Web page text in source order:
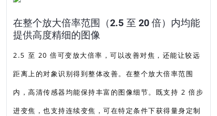
在整个放大倍率范围（2.5 至 20 倍）内均能
提供高度精细的图像
2.5 至 20 倍可变放大倍率，可以改善对焦，还能让较远
距离上的对象识别得到整体改善。在整个放大倍率范围
内，高清传感器均能保持丰富的图像细节。既支持 2 倍步
进变焦，也支持连续变焦，可在特定条件下获得量身定制